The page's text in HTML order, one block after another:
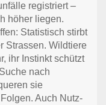
registriert –
höher liegen.
Statistisch stirbt
Strassen. Wildtiere
ihr Instinkt schützt
nach
sie
Auch Nutz-